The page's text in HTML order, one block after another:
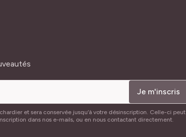
Je m'inscris
et sera conservée jusqu’à votre désinscription. Celle-ci peut
dans nos e-mails, ou en nous contactant directement.